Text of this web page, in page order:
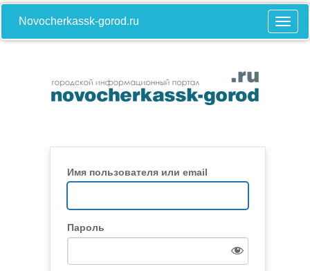
Novocherkassk-gorod.ru
Имя пользователя или email
Пароль